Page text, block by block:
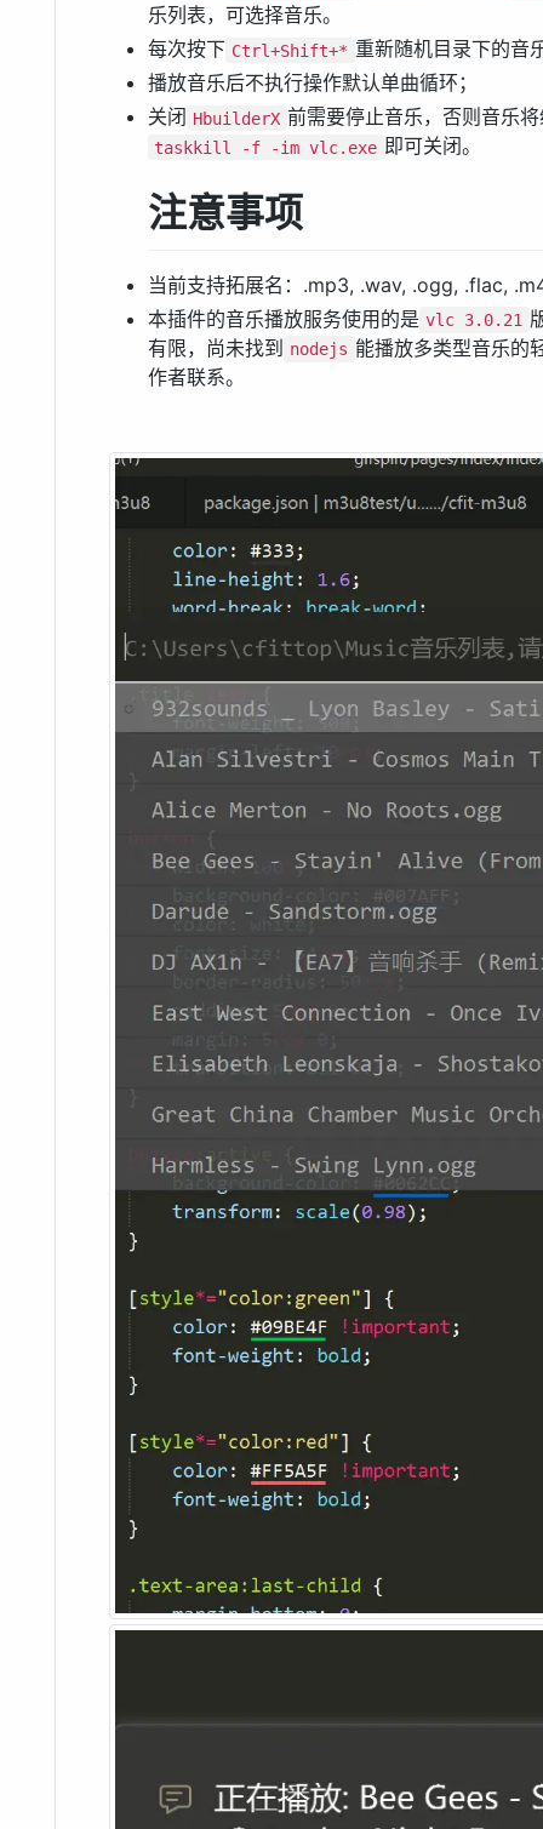
乐列表，可选择音乐。
每次按下 Ctrl+Shift+* 重新随机目录下的音
播放音乐后不执行操作默认单曲循环；
关闭 HbuilderX 前需要停止音乐，否则音乐
taskkill -f -im vlc.exe 即可关闭。
注意事项
当前支持拓展名：.mp3, .wav, .ogg, .flac,
本插件的音乐播放服务使用的是 vlc 3.0.21
有限，尚未找到 nodejs 能播放多类型音乐的
作者联系。